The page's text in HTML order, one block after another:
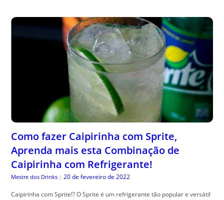
Como fazer Caipirinha com Sprite,
Aprenda mais esta Combinação de
Caipirinha com Refrigerante!
Mestre dos Drinks | 20 de fevereiro de 2022
Caipirinha com Sprite!? O Sprite é um refrigerante tão popular e versátil